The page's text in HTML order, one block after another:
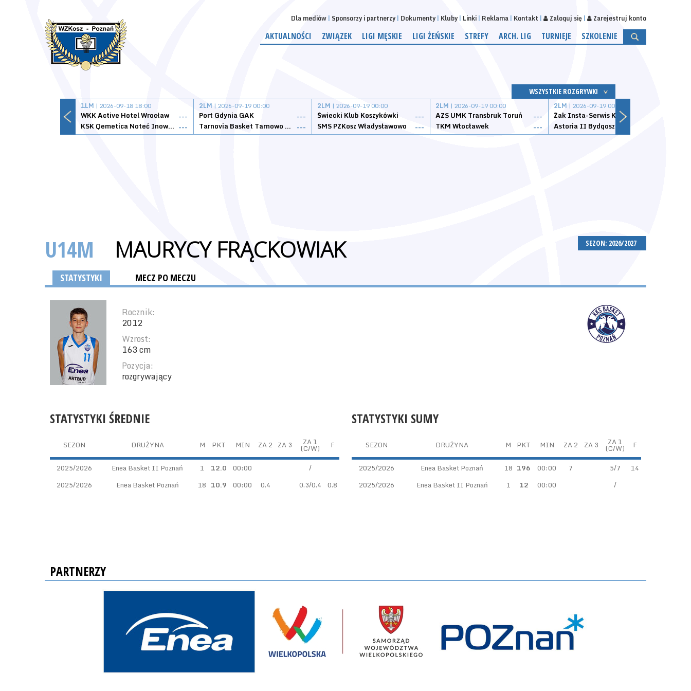
Dla mediów Sponsorzy i partnerzy Dokumenty Kluby Linki Reklama Kontakt Zaloguj się Zarejestruj konto
AKTUALNOŚCI ZWIĄZEK LIGI MĘSKIE LIGI ŻEŃSKIE STREFY ARCH. LIG TURNIEJE SZKOLENIE
WSZYSTKIE ROZGRYWKI
1LM | 2026-09-18 18:00
WKK Active Hotel Wrocław
---
KSK Qemetica Noteć Inowrocław ---
2LM | 2026-09-19 00:00
Port Gdynia GAK
---
Tarnovia Basket Tarnowo Podgórne ---
2LM | 2026-09-19 00:00
Świecki Klub Koszykówki
---
SMS PZKosz Władysławowo
---
2LM | 2026-09-19 00:00
AZS UMK Transbruk Toruń
---
TKM Włocławek
---
2LM | 2026-09-19 00:00
Żak Insta-Serwis Koszalin
Astoria II Bydgoszcz
SEZON: 2026/2027
U14M MAURYCY FRĄCKOWIAK
STATYSTYKI MECZ PO MECZU
Rocznik:
2012
Wzrost:
163 cm
Pozycja:
rozgrywający
STATYSTYKI SUMY
SEZON DRUŻYNA M PKT MIN ZA 2 ZA 3 ZA 1
(C/W) F
2025/2026 Enea Basket Poznań 18 196 00:00 7 5/7
14
2025/2026
Enea Basket II Poznań 1 12 00:00 /
STATYSTYKI ŚREDNIE
SEZON DRUŻYNA M PKT MIN ZA 2 ZA 3 ZA 1
(C/W) F
2025/2026 Enea Basket II Poznań 1 12.0 00:00
/
2025/2026
Enea Basket Poznań 18 10.9 00:00 0.4 0.3/0.4 0.8
PARTNERZY